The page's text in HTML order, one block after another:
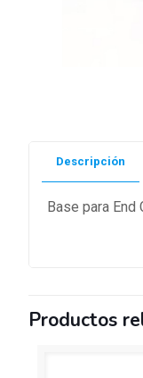
Descripción
Base para End
Productos